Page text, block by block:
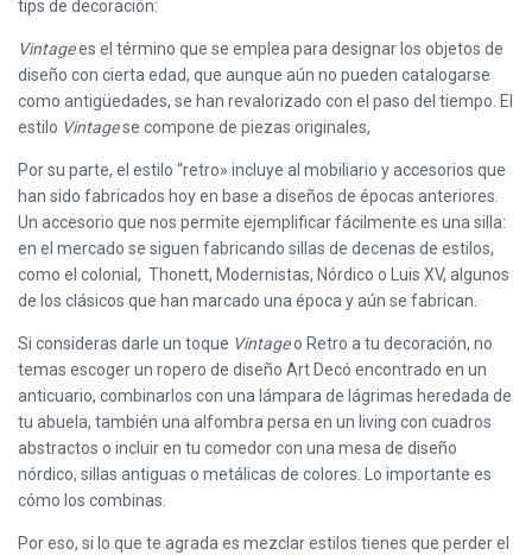
tips de decoración:
Vintagees el término que se emplea para designar los objetos de
diseño con cierta edad, que aunque aún no pueden catalogarse
como antigüedades, se han revalorizado con el paso del tiempo. El
estilo Vintagese compone de piezas originales,
Por su parte, el estilo “retro» incluye al mobiliario y accesorios que
han sido fabricados hoy en base a diseños de épocas anteriores.
Un accesorio que nos permite ejemplificar fácilmente es una silla:
en el mercado se siguen fabricando sillas de decenas de estilos,
como el colonial, Thonett, Modernistas, Nórdico o Luis XV, algunos
de los clásicos que han marcado una época y aún se fabrican.
Si consideras darle un toque Vintageo Retro a tu decoración, no
temas escoger un ropero de diseño Art Decó encontrado en un
anticuario, combinarlos con una lámpara de lágrimas heredada de
tu abuela, también una alfombra persa en un living con cuadros
abstractos o incluir en tu comedor con una mesa de diseño
nórdico, sillas antiguas o metálicas de colores. Lo importante es
cómo los combinas.
Por eso, si lo que te agrada es mezclar estilos tienes que perder el